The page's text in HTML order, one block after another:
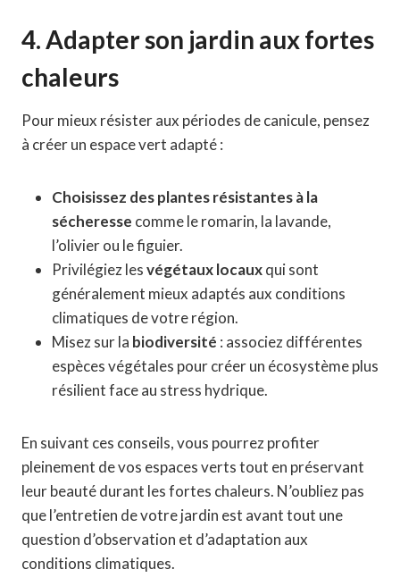
4. Adapter son jardin aux fortes
chaleurs
Pour mieux résister aux périodes de canicule, pensez
à créer un espace vert adapté :
Choisissez des plantes résistantes à la
sécheresse comme le romarin, la lavande,
l’olivier ou le figuier.
Privilégiez lesvégétaux locauxqui sont
généralement mieux adaptés aux conditions
climatiques de votre région.
Misez sur la biodiversité : associez différentes
espèces végétales pour créer un écosystème plus
résilient face au stress hydrique.
En suivant ces conseils, vous pourrez profiter
pleinement de vos espaces verts tout en préservant
leur beauté durant les fortes chaleurs. N’oubliez pas
que l’entretien de votre jardin est avant tout une
question d’observation et d’adaptation aux
conditions climatiques.